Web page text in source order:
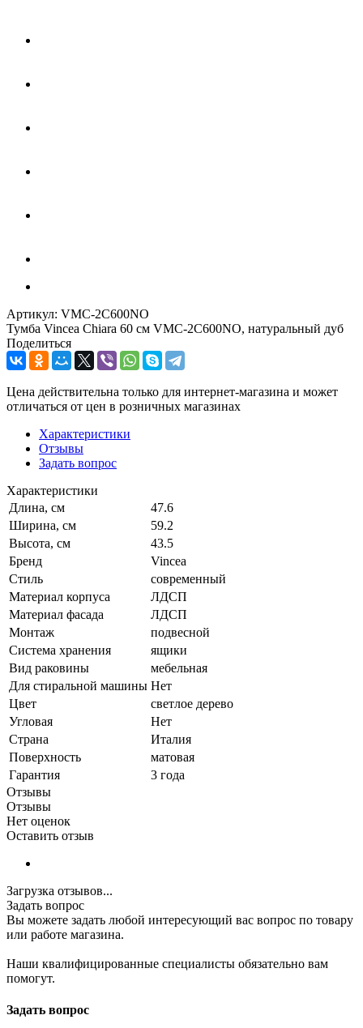
Артикул: VMC-2C600NO
Тумба Vincea Chiara 60 см VMC-2C600NO, натуральный дуб
Поделиться
Цена действительна только для интернет-магазина и может
отличаться от цен в розничных магазинах
Характеристики
Отзывы
Задать вопрос
Характеристики
Длина, см
47.6
Ширина, см
59.2
Высота, см
43.5
Бренд
Vincea
Стиль
современный
Материал корпуса
ЛДСП
Материал фасада
ЛДСП
Монтаж
подвесной
Система хранения
ящики
Вид раковины
мебельная
Для стиральной машины Нет
Цвет
светлое дерево
Угловая
Нет
Страна
Италия
Поверхность
матовая
Гарантия
3 года
Отзывы
Отзывы
Нет оценок
Оставить отзыв
Загрузка отзывов...
Задать вопрос
Вы можете задать любой интересующий вас вопрос по товару
или работе магазина.
Наши квалифицированные специалисты обязательно вам
помогут.
Задать вопрос